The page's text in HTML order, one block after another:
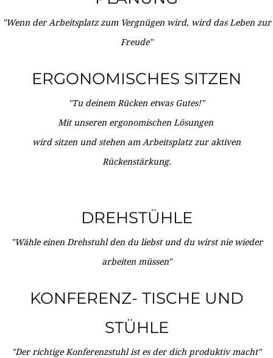
"Wenn der Arbeitsplatz zum Vergnügen wird, wird das Leben zur
Freude"
ERGONOMISCHES SITZEN
"Tu deinem Rücken etwas Gutes!"
Mit unseren ergonomischen Lösungen
wird sitzen und stehen am Arbeitsplatz zur aktiven
Rückenstärkung.
DREHSTÜHLE
"Wähle einen Drehstuhl den du liebst und du wirst nie wieder
arbeiten müssen"
KONFERENZ- TISCHE UND
STÜHLE
"Der richtige Konferenzstuhl ist es der dich produktiv macht"